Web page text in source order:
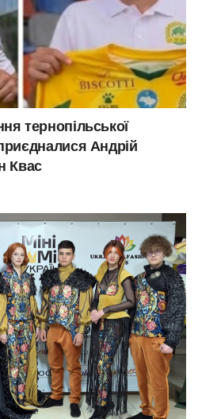
тернопільської
Андрій
Квас